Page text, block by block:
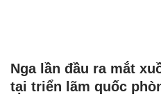
Nga lần đầu ra mắt
tại triển lãm quốc